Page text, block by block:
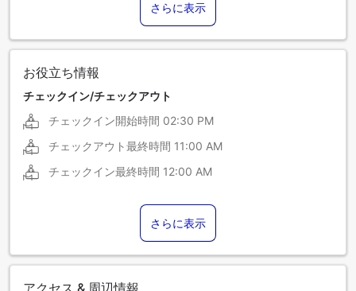
ポルトガル語
さらに表示
お役立ち情報
チェックイン/チェックアウト
チェックイン開始時間 02:30 PM
チェックアウト最終時間 11:00 AM
チェックイン最終時間 12:00 AM
さらに表示